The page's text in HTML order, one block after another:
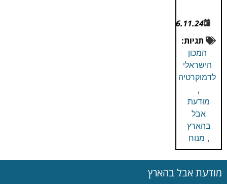
6.11.24
תגיות:
המכון
הישראלי
לדמוקרטיה
,
מודעת
אבל
בהארץ
, מנוח
מודעת אבל בהארץ